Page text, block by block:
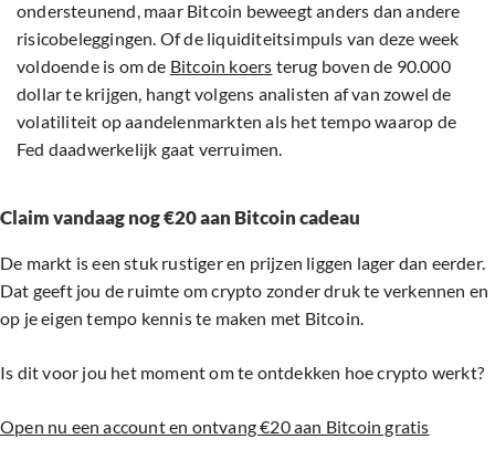
ondersteunend, maar Bitcoin beweegt anders dan andere
risicobeleggingen. Of de liquiditeitsimpuls van deze week
voldoende is om de Bitcoin koers terug boven de 90.000
dollar te krijgen, hangt volgens analisten af van zowel de
volatiliteit op aandelenmarkten als het tempo waarop de
Fed daadwerkelijk gaat verruimen.
Claim vandaag nog €20 aan Bitcoin cadeau
De markt is een stuk rustiger en prijzen liggen lager dan eerder.
Dat geeft jou de ruimte om crypto zonder druk te verkennen en
op je eigen tempo kennis te maken met Bitcoin.
Is dit voor jou het moment om te ontdekken hoe crypto werkt?
Open nu een account en ontvang €20 aan Bitcoin gratis